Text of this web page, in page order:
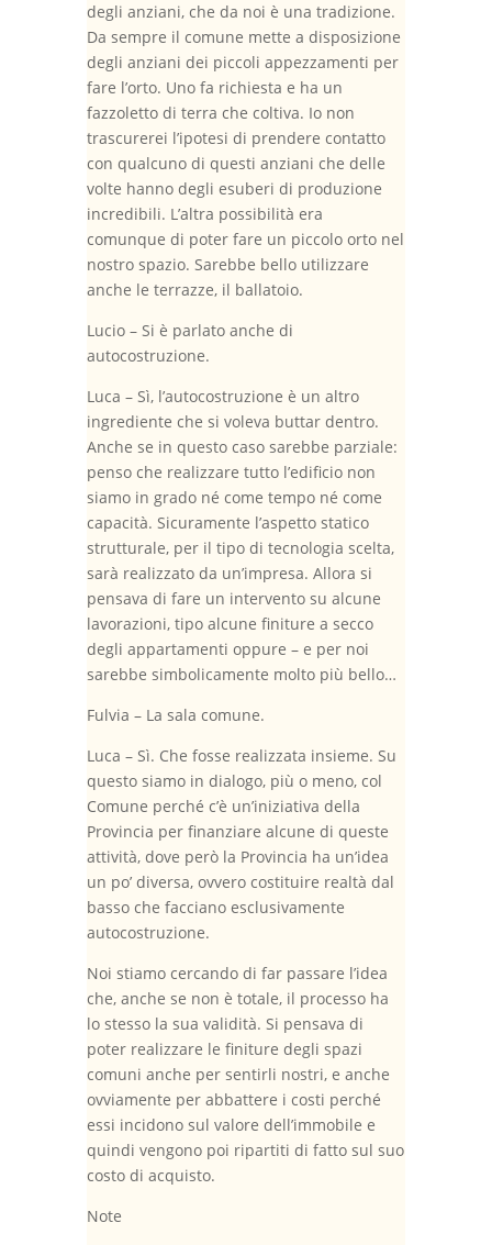
degli anziani, che da noi è una tradizione.
Da sempre il comune mette a disposizione
degli anziani dei piccoli appezzamenti per
fare l’orto. Uno fa richiesta e ha un
fazzoletto di terra che coltiva. Io non
trascurerei l’ipotesi di prendere contatto
con qualcuno di questi anziani che delle
volte hanno degli esuberi di produzione
incredibili. L’altra possibilità era
comunque di poter fare un piccolo orto nel
nostro spazio. Sarebbe bello utilizzare
anche le terrazze, il ballatoio.
Lucio – Si è parlato anche di
autocostruzione.
Luca – Sì, l’autocostruzione è un altro
ingrediente che si voleva buttar dentro.
Anche se in questo caso sarebbe parziale:
penso che realizzare tutto l’edificio non
siamo in grado né come tempo né come
capacità. Sicuramente l’aspetto statico
strutturale, per il tipo di tecnologia scelta,
sarà realizzato da un’impresa. Allora si
pensava di fare un intervento su alcune
lavorazioni, tipo alcune finiture a secco
degli appartamenti oppure – e per noi
sarebbe simbolicamente molto più bello…
Fulvia – La sala comune.
Luca – Sì. Che fosse realizzata insieme. Su
questo siamo in dialogo, più o meno, col
Comune perché c’è un’iniziativa della
Provincia per finanziare alcune di queste
attività, dove però la Provincia ha un’idea
un po’ diversa, ovvero costituire realtà dal
basso che facciano esclusivamente
autocostruzione.
Noi stiamo cercando di far passare l’idea
che, anche se non è totale, il processo ha
lo stesso la sua validità. Si pensava di
poter realizzare le finiture degli spazi
comuni anche per sentirli nostri, e anche
ovviamente per abbattere i costi perché
essi incidono sul valore dell’immobile e
quindi vengono poi ripartiti di fatto sul suo
costo di acquisto.
Note